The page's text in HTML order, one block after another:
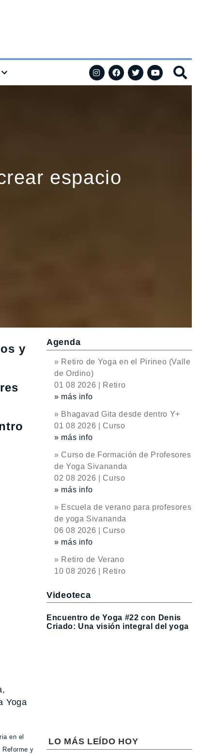
espacio
y
Yoga
en el
y
Agenda
» Retiro de Yoga en el Pirineo (Valle
de Ordino)
01 08 2026 | Retiro
» más info
» Bhagavad Gita desde dentro Y+
01 08 2026 | Curso
» más info
» Curso de Formación de Profesores
de Yoga Sivananda
02 08 2026 | Curso
» más info
» Escuela de verano para profesores
de yoga Sivananda
06 08 2026 | Curso
» más info
» Retiro de Verano
10 08 2026 | Retiro
Videoteca
Encuentro de Yoga #22 con Denis
Criado: Una visión integral del yoga
LO MÁS LEÍDO HOY